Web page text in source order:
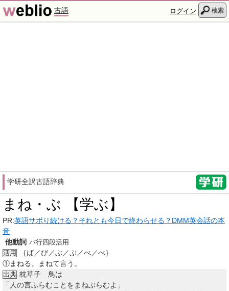
古語 ログイン 検索
学研全訳古語辞典
まね・ぶ 【学ぶ】
PR:英語サボり続ける？それとも今日で終わらせる？DMM英会話の本
音
他動詞 バ行四段活用
活用
｛ば／び／ぶ／ぶ／べ／べ｝
①まねる。まねて言う。
出典 枕草子 鳥は
「人の言ふらむことをまねぶらむよ」